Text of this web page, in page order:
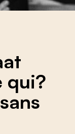
qui?